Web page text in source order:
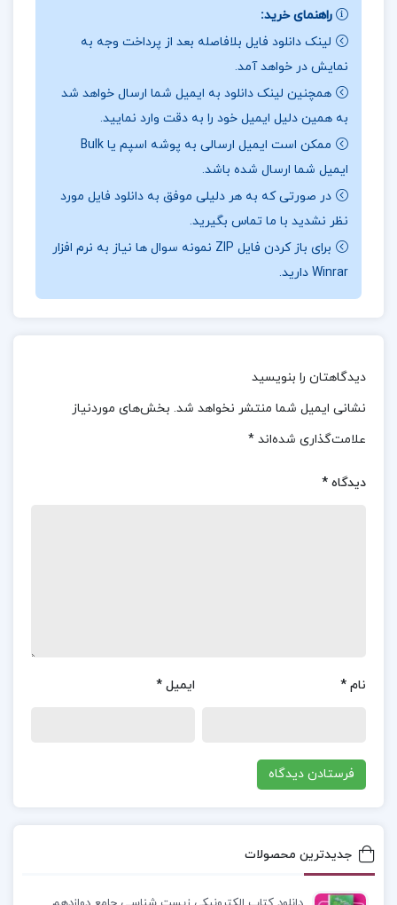
پروژه کده را دنبال کنید.
درباره نویسنده کتابچراغ ها را من خاموش می کنم
زویا پیرزاد:
کتاب چراغ‌ها را من خاموش می‌کنم اثر زویا
پیرزاد، داستانی عمیق و انسانی را به تصویر می‌کشد که
به زندگی روزمره یک زن ایرانی به نام “سارا” می‌پردازد.
سارا، زن خانه‌دار و مادری است که با چالش‌های زندگی،
روابط خانوادگی و انتظارات جامعه روبه‌روست. داستان
به زیبایی احساسات و تفکرات او را منتقل می‌کند و به
بررسی تم‌های عشق، ناامیدی و هویت می‌پردازد. زبان
شاعرانه و توصیفات دقیق نویسنده، عمق عاطفی
موضوع کتابچراغ ها را من خاموش می کنم زویا
پیرزاد، داستان زندگی سارا، زن خانه‌دار و مادر ایرانی، به
پیرزاد، داستان زندگی سارا، زن خانه‌دار ایرانی، را روایت
زندگی خانوادگی او در آبادان می‌پردازد. سارا در تلاش
برای حفظ آرامش در روابطش با خانواده و مدیریت
راهنمای خرید:
لینک دانلود فایل بلافاصله بعد از پرداخت وجه به
نمایش در خواهد آمد.
همچنین لینک دانلود به ایمیل شما ارسال خواهد شد
به همین دلیل ایمیل خود را به دقت وارد نمایید.
ممکن است ایمیل ارسالی به پوشه اسپم یا Bulk
ایمیل شما ارسال شده باشد.
در صورتی که به هر دلیلی موفق به دانلود فایل مورد
نظر نشدید با ما تماس بگیرید.
برای باز کردن فایل ZIP نمونه سوال ها نیاز به نرم افزار
Winrar دارید.
دیدگاهتان را بنویسید
نشانی ایمیل شما منتشر نخواهد شد. بخش‌های موردنیاز
علامت‌گذاری شده‌اند *
دیدگاه *
نام * ایمیل *
جدیدترین محصولات